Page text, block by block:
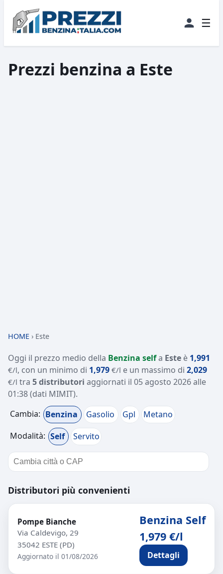
☰
Prezzi benzina a Este
HOME › Este
Oggi il prezzo medio della Benzina selfa Este è 1,991
€/l, con un minimo di 1,979 €/l e un massimo di 2,029
€/l tra 5 distributori aggiornati il 05 agosto 2026 alle
01:38(dati MIMIT).
Cambia: Benzina Gasolio Gpl
Metano
Modalità: Self Servito
Distributori più convenienti
Pompe Bianche
Via Caldevigo, 29
35042 ESTE (PD)
Aggiornato il 01/08/2026
Benzina Self
1,979 €/l
Dettagli